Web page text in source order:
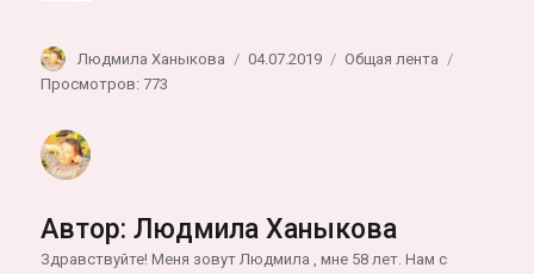
Автор
Людмила Ханыкова Опубликовано
04.07.2019 Рубрики
Общая лента
Просмотров: 773
Автор: Людмила Ханыкова
Здравствуйте! Меня зовут Людмила , мне 58 лет. Нам с